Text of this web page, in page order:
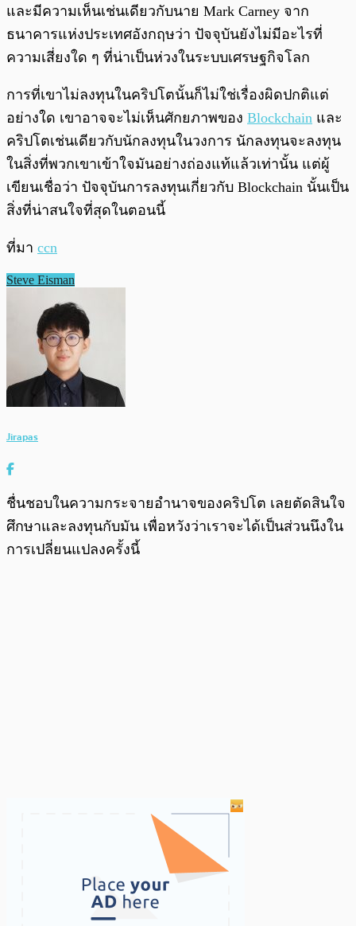
และมีความเห็นเช่นเดียวกับนาย Mark Carney จาก
ธนาคารแห่งประเทศอังกฤษว่า ปัจจุบันยังไม่มีอะไรที่
ความเสี่ยงใด ๆ ที่น่าเป็นห่วงในระบบเศรษฐกิจโลก
การที่เขาไม่ลงทุนในคริปโตนั้นก็ไม่ใช่เรื่องผิดปกติแต่
อย่างใด เขาอาจจะไม่เห็นศักยภาพของ Blockchain และ
คริปโตเช่นเดียวกับนักลงทุนในวงการ นักลงทุนจะลงทุน
ในสิ่งที่พวกเขาเข้าใจมันอย่างถ่องแท้แล้วเท่านั้น แต่ผู้
เขียนเชื่อว่า ปัจจุบันการลงทุนเกี่ยวกับ Blockchain นั้นเป็น
สิ่งที่น่าสนใจที่สุดในตอนนี้
ที่มา ccn
Steve Eisman
Jirapas
ชื่นชอบในความกระจายอำนาจของคริปโต เลยตัดสินใจ
ศึกษาและลงทุนกับมัน เพื่อหวังว่าเราจะได้เป็นส่วนนึงใน
การเปลี่ยนแปลงครั้งนี้